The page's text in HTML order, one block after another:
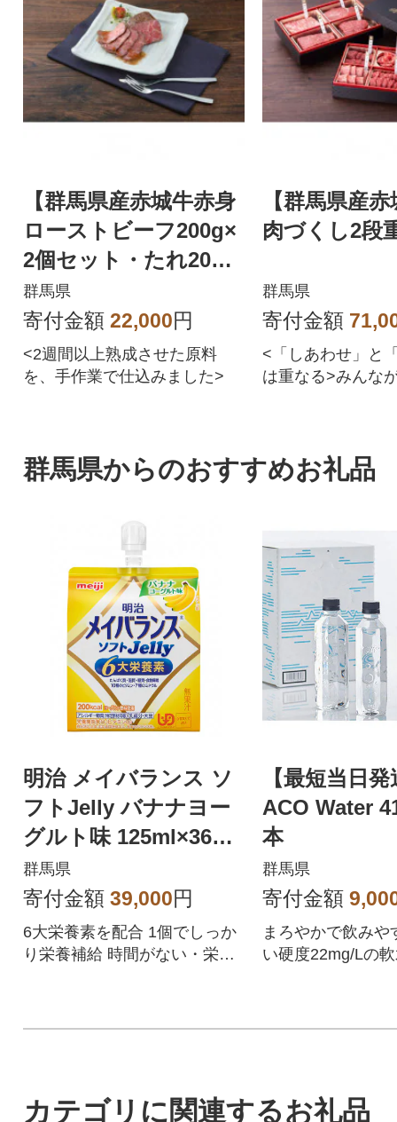
【群馬県産赤城牛赤身
ローストビーフ200g×
2個セット・たれ20ml
×4個付】
群馬県
寄付金額 22,000円
<2週間以上熟成させた原料
を、手作業で仕込みました>
【群馬県産
肉づくし2段
群馬県
寄付金額
<「しあわせ」と
は重なる>みんな
群馬県からのおすすめお礼品
明治 メイバランス ソ
フトJelly バナナヨー
グルト味 125ml×36個
パウチ ゼリー
群馬県
寄付金額 39,000円
6大栄養素を配合 1個でしっか
り栄養補給 時間がない・栄養
【最短当日
ACO Water
本
群馬県
寄付金額
まろやかで飲みや
い硬度22mg/Lの
カテゴリに関連するお礼品